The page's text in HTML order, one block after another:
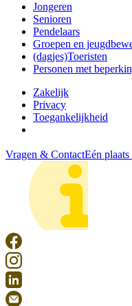
Jongeren
Senioren
Pendelaars
Groepen en
(dagjes)Toeristen
Personen met
Zakelijk
Privacy
Toegankelijkheid
Vragen & ContactEén